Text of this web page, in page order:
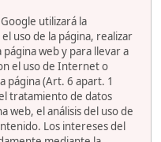
utilizará la
uso de la página, realizar
web y para llevar a
el uso de Internet o
página (Art. 6 apart. 1
tratamiento de datos
web, el análisis del uso de
Los intereses del